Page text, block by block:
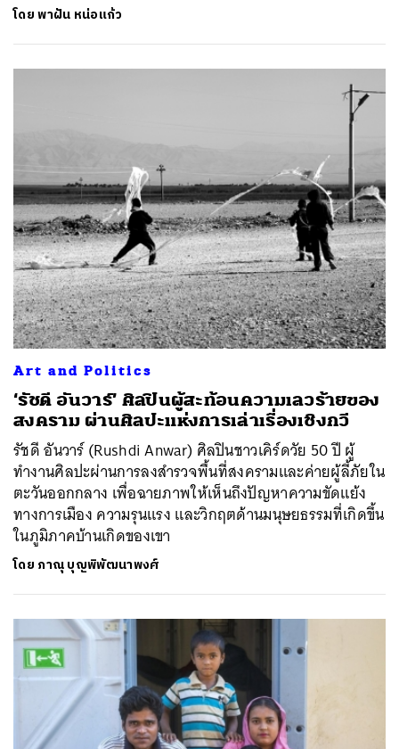
โดยพาฝัน หน่อแก้ว
Art and Politics
‘รัชดี อันวาร์’ ศิลปินผู้สะท้อนความเลวร้ายของ
สงคราม ผ่านศิลปะแห่งการเล่าเรื่องเชิงกวี
รัชดี อันวาร์ (Rushdi Anwar) ศิลปินชาวเคิร์ดวัย 50 ปี ผู้
ทำงานศิลปะผ่านการลงสำรวจพื้นที่สงครามและค่ายผู้ลี้ภัยใน
ตะวันออกกลาง เพื่อฉายภาพให้เห็นถึงปัญหาความขัดแย้ง
ทางการเมือง ความรุนแรง และวิกฤตด้านมนุษยธรรมที่เกิดขึ้น
ในภูมิภาคบ้านเกิดของเขา
โดย ภาณุ บุญพิพัฒนาพงศ์